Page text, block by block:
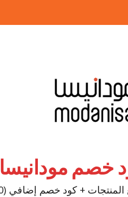
خصم مودانيسا